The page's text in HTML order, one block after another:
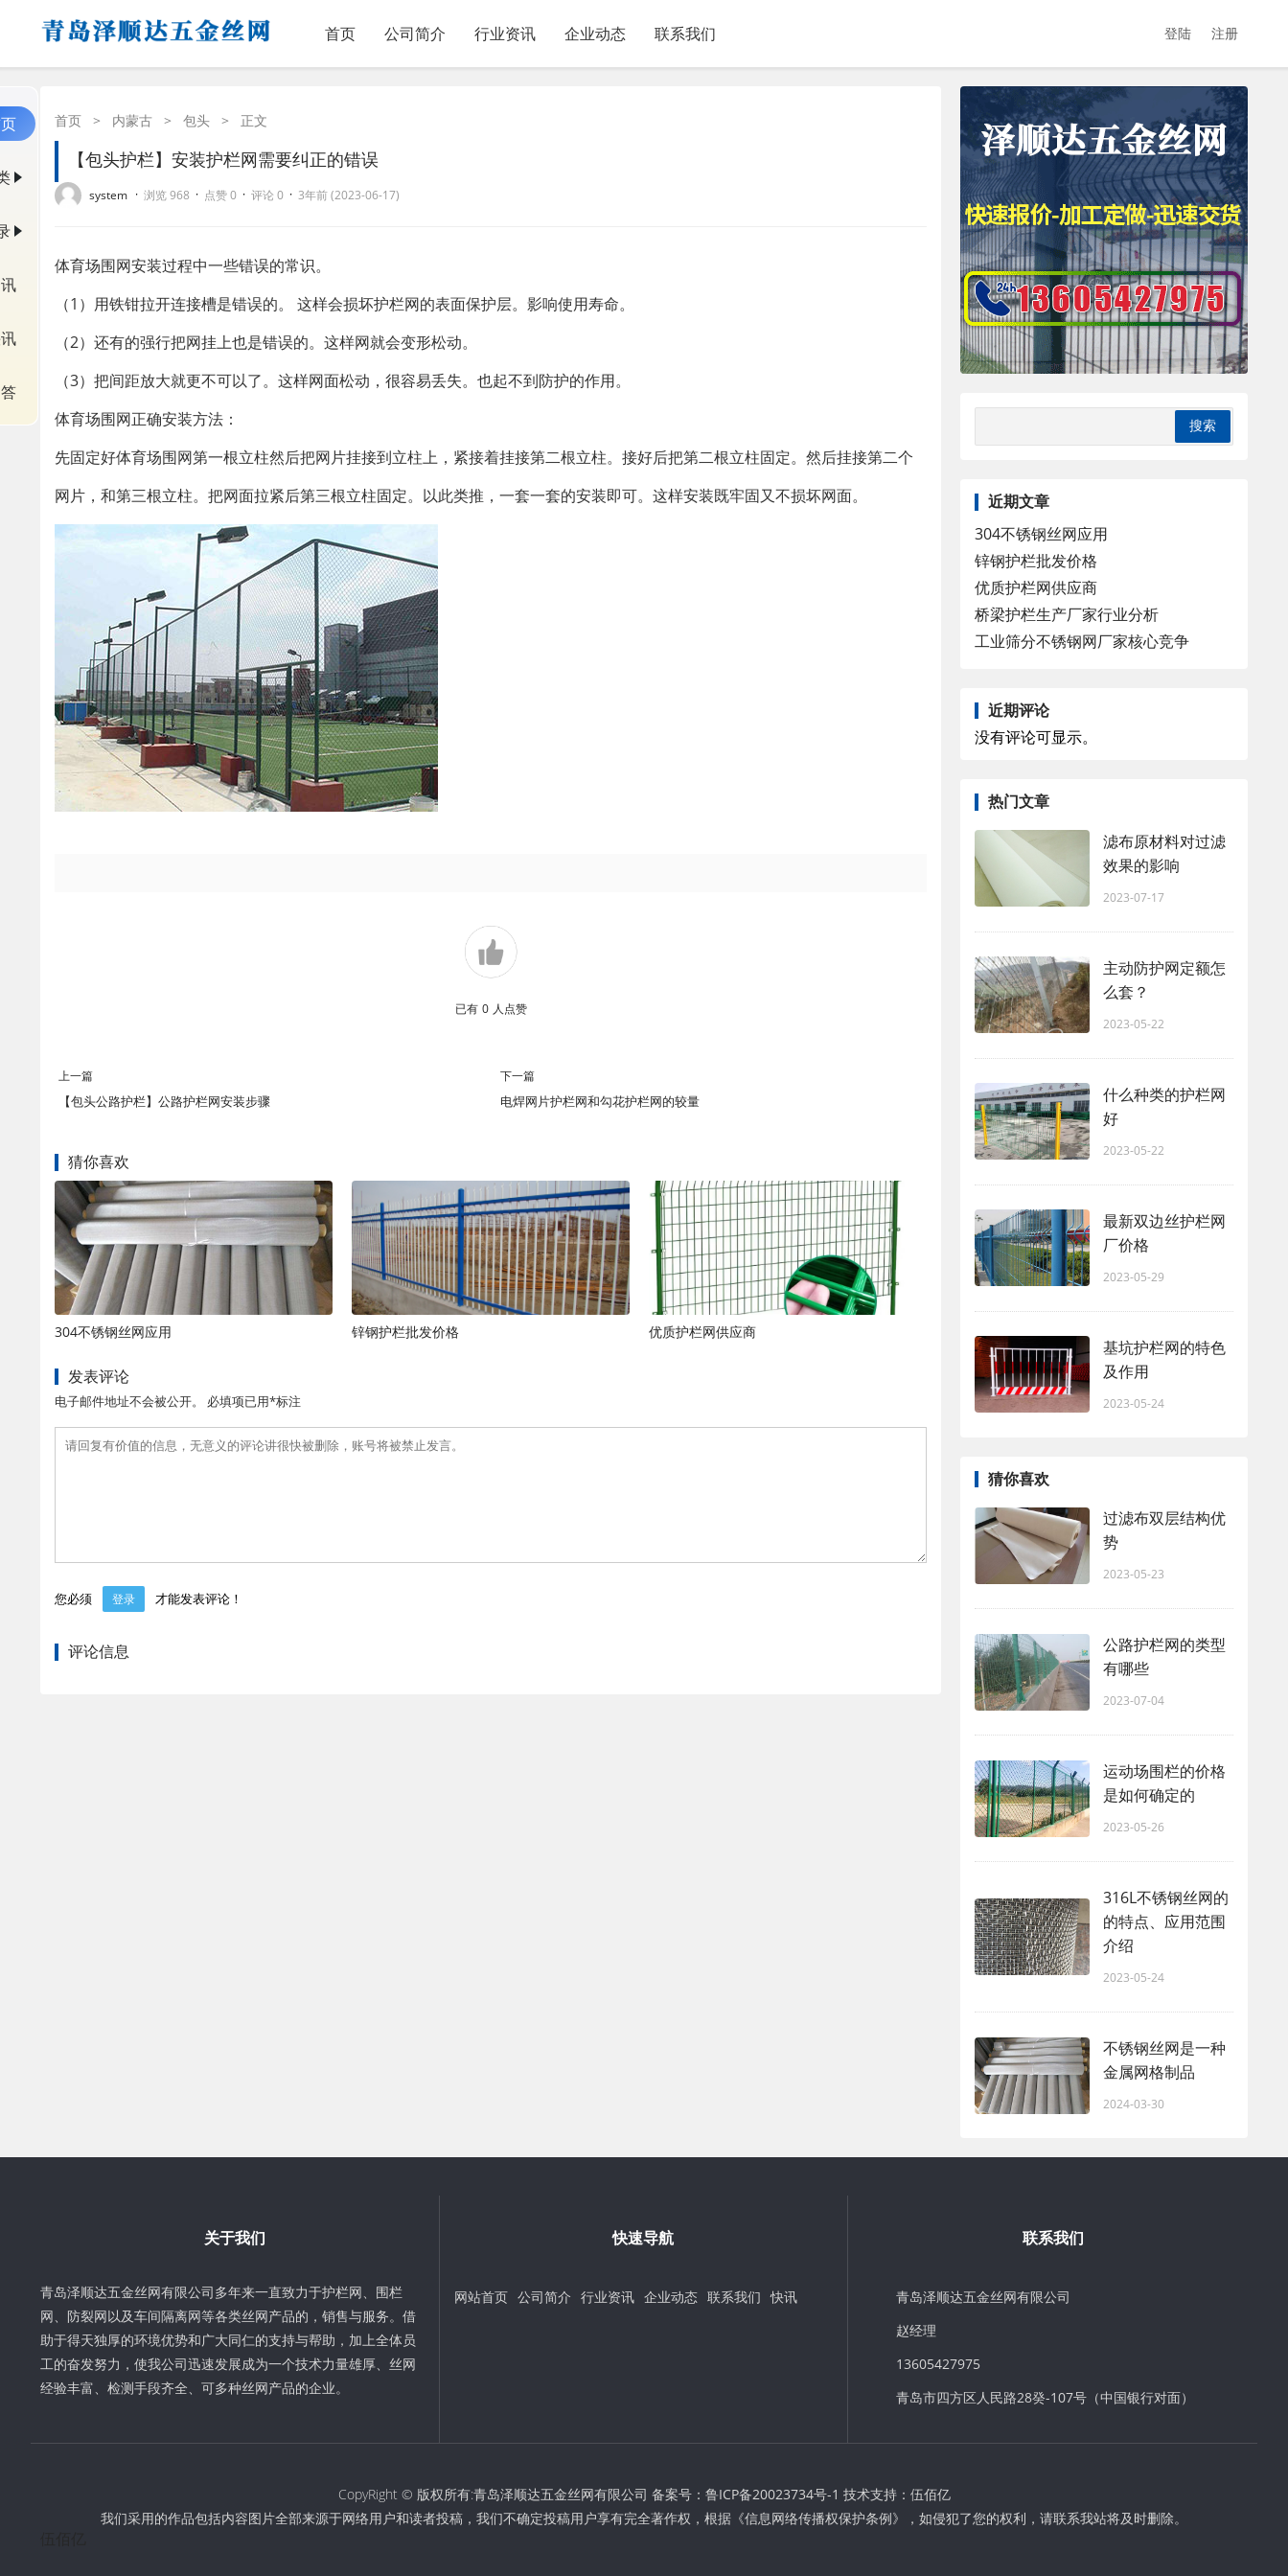
首页 公司简介 行业资讯 企业动态 联系我们 登陆 注册
首页 > 内蒙古 > 包头 > 正文
【包头护栏】安装护栏网需要纠正的错误
system · 浏览 968 · 点赞 0 · 评论 0 · 3年前 (2023-06-17)
体育场围网安装过程中一些错误的常识。
（1）用铁钳拉开连接槽是错误的。 这样会损坏护栏网的表面保护层。影响使用寿命。
（2）还有的强行把网挂上也是错误的。这样网就会变形松动。
（3）把间距放大就更不可以了。这样网面松动，很容易丢失。也起不到防护的作用。
体育场围网正确安装方法：
先固定好体育场围网第一根立柱然后把网片挂接到立柱上，紧接着挂接第二根立柱。接好后把第二根立柱固定。然后挂接第二个
网片，和第三根立柱。把网面拉紧后第三根立柱固定。以此类推，一套一套的安装即可。这样安装既牢固又不损坏网面。
已有 0 人点赞
上一篇
【包头公路护栏】公路护栏网安装步骤
下一篇
电焊网片护栏网和勾花护栏网的较量
猜你喜欢
304不锈钢丝网应用 锌钢护栏批发价格 优质护栏网供应商
发表评论
电子邮件地址不会被公开。 必填项已用*标注
您必须 登录 才能发表评论！
评论信息
近期文章
304不锈钢丝网应用
锌钢护栏批发价格
优质护栏网供应商
桥梁护栏生产厂家行业分析
工业筛分不锈钢网厂家核心竞争
近期评论
没有评论可显示。
热门文章
滤布原材料对过滤
效果的影响
2023-07-17
主动防护网定额怎
么套？
2023-05-22
什么种类的护栏网
好
2023-05-22
最新双边丝护栏网
厂价格
2023-05-29
基坑护栏网的特色
及作用
2023-05-24
猜你喜欢
过滤布双层结构优
势
2023-05-23
公路护栏网的类型
有哪些
2023-07-04
运动场围栏的价格
是如何确定的
2023-05-26
316L不锈钢丝网的
的特点、应用范围
介绍
2023-05-24
不锈钢丝网是一种
金属网格制品
2024-03-30
关于我们
青岛泽顺达五金丝网有限公司多年来一直致力于护栏网、围栏
网、防裂网以及车间隔离网等各类丝网产品的，销售与服务。借
助于得天独厚的环境优势和广大同仁的支持与帮助，加上全体员
工的奋发努力，使我公司迅速发展成为一个技术力量雄厚、丝网
经验丰富、检测手段齐全、可多种丝网产品的企业。
快速导航
网站首页 公司简介 行业资讯 企业动态 联系我们 快讯
联系我们
青岛泽顺达五金丝网有限公司
赵经理
13605427975
青岛市四方区人民路28癸-107号（中国银行对面）
CopyRight © 版权所有:青岛泽顺达五金丝网有限公司 备案号： 鲁ICP备20023734号-1 技术支持： 伍佰亿
我们采用的作品包括内容图片全部来源于网络用户和读者投稿，我们不确定投稿用户享有完全著作权，根据《信息网络传播权保护条例》，如侵犯了您的权利，请联系我站将及时删除。